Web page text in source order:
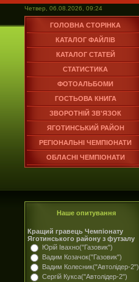
Четвер, 06.08.2026, 09:24
ГОЛОВНА СТОРІНКА
КАТАЛОГ ФАЙЛІВ
КАТАЛОГ СТАТЕЙ
СТАТИСТИКА
ФОТОАЛЬБОМИ
ГОСТЬОВА КНИГА
ЗВОРОТНІЙ ЗВ'ЯЗОК
ЯГОТИНСЬКИЙ РАЙОН
РЕГІОНАЛЬНІ ЧЕМПІОНАТИ
ОБЛАСНІ ЧЕМПІОНАТИ
Наше опитування
Кращий гравець Чемпіонату
Яготинського району з футзалу
Юрій Івахно("Газовик")
Вадим Козачок("Газовик")
Вадим Колесник("Автолідер-2")
Сергій Кукса("Автолідер-2")